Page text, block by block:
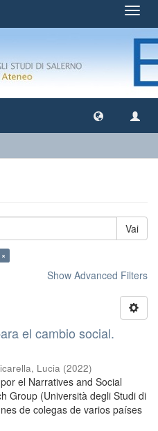
Vai
Show Advanced Filters
el cambio social.
Lucia (2022)
el Narratives and Social
Group (Università degli Studi di
de colegas de varios países